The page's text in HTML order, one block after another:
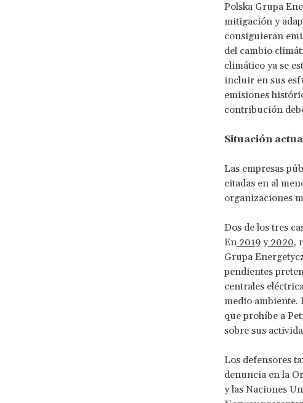
Polska Grupa
mitigación y
consiguieran
del cambio
climático ya se
incluir en sus
emisiones
contribución
Situación
Las empresas
citadas en al
organizaciones
Dos de los tres
En2019y2020,
Grupa
pendientes
centrales
medio ambiente.
que prohíbe a
sobre sus
Los defensores
denuncia en la
y las Naciones